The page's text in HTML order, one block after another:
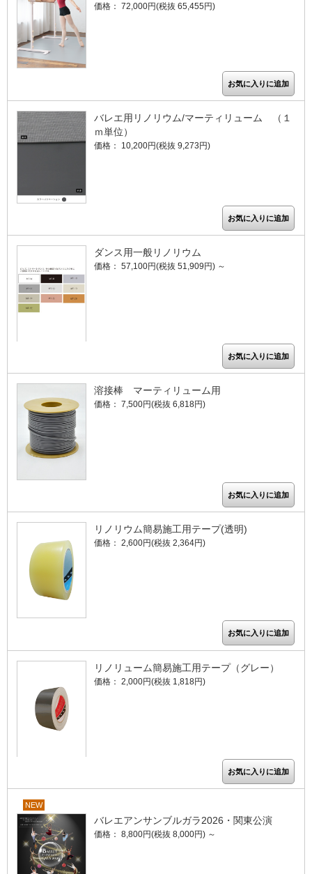
価格： 72,000円(税抜 65,455円)
バレエ用リノリウム/マーティリューム （１
ｍ単位）
価格： 10,200円(税抜 9,273円)
ダンス用一般リノリウム
価格： 57,100円(税抜 51,909円) ～
溶接棒 マーティリューム用
価格： 7,500円(税抜 6,818円)
リノリウム簡易施工用テープ(透明)
価格： 2,600円(税抜 2,364円)
リノリューム簡易施工用テープ（グレー）
価格： 2,000円(税抜 1,818円)
NEW
バレエアンサンブルガラ2026・関東公演
価格： 8,800円(税抜 8,000円) ～